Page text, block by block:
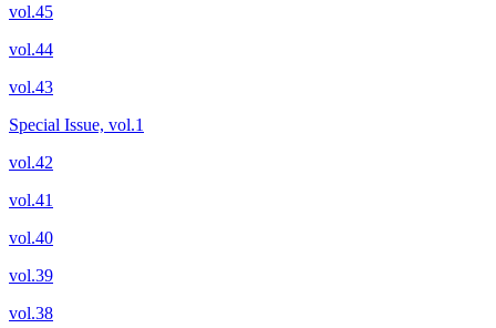
vol.45
vol.44
vol.43
Special Issue, vol.1
vol.42
vol.41
vol.40
vol.39
vol.38